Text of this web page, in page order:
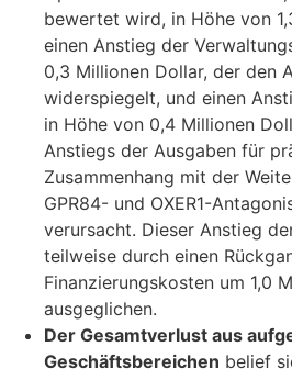
bewertet wird, in Höhe von
einen Anstieg der
0,3 Millionen Dollar, der den
widerspiegelt, und einen
in Höhe von 0,4 Millionen
Anstiegs der Ausgaben für
Zusammenhang mit der
GPR84- und OXER1-
verursacht. Dieser Anstieg
teilweise durch einen
Finanzierungskosten um 1,0
ausgeglichen.
Der Gesamtverlust aus
Geschäftsbereichen belief